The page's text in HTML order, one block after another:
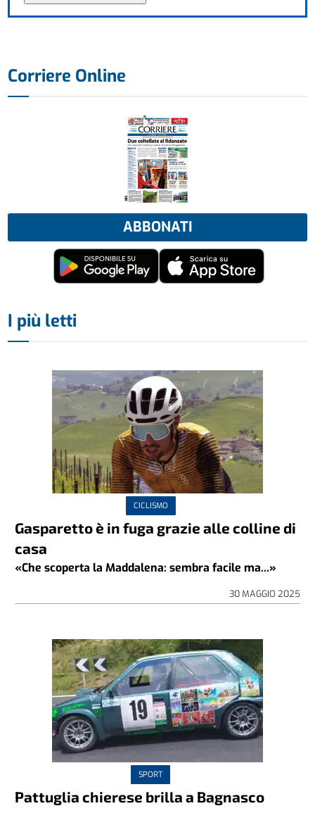
Corriere Online
ABBONATI
I più letti
CICLISMO
Gasparetto è in fuga grazie alle colline di
casa
«Che scoperta la Maddalena: sembra facile ma...»
30 MAGGIO 2025
SPORT
Pattuglia chierese brilla a Bagnasco